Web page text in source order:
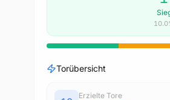
Torübersicht
Erzielte Tore